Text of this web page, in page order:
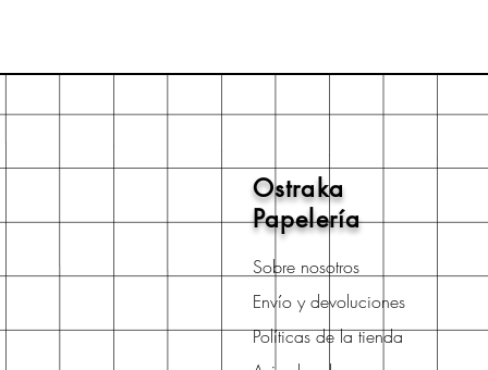
Ostraka
Papelería
Sobre nosotros
Envío y devoluciones
Políticas de la tienda